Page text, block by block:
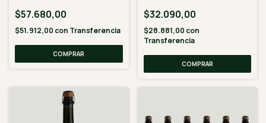
$57.680,00
$51.912,00 con Transferencia
$32.090,00
$28.881,00 con
Transferencia